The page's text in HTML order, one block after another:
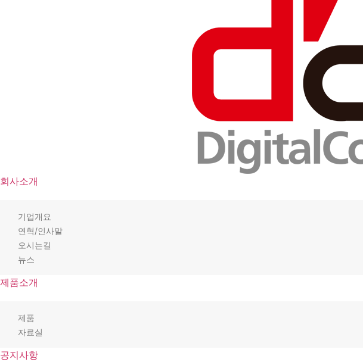
회사소개
기업개요
연혁/인사말
오시는길
뉴스
제품소개
제품
자료실
공지사항